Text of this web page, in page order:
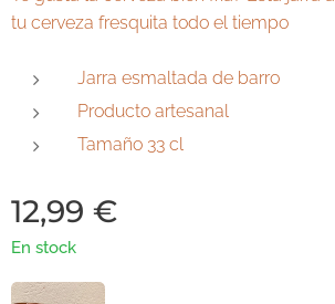
tu cerveza fresquita todo el tiempo
Jarra esmaltada de barro
Producto artesanal
Tamaño 33 cl
12,99 €
En stock